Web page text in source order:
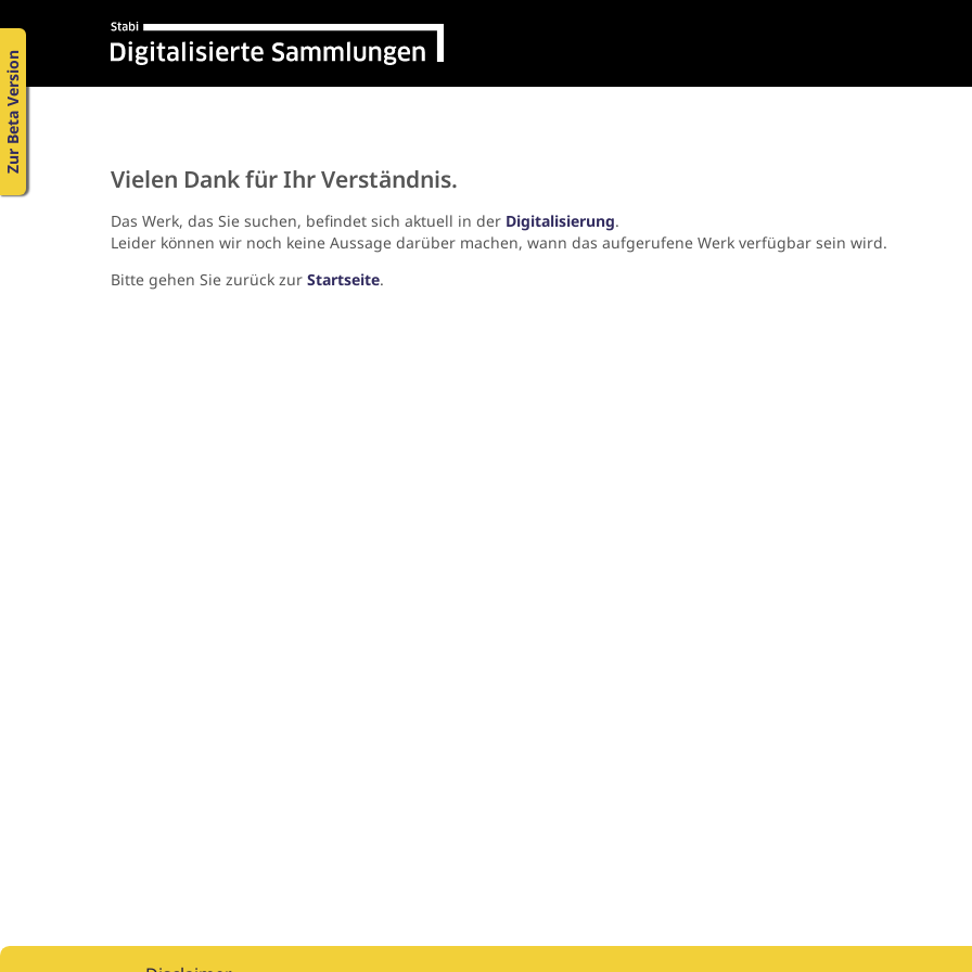
Zur Beta Version
Vielen Dank für Ihr Verständnis.
Das Werk, das Sie suchen, befindet sich aktuell in der Digitalisierung.
Leider können wir noch keine Aussage darüber machen, wann das aufgerufene Werk verfügbar sein wird.
Bitte gehen Sie zurück zur Startseite.